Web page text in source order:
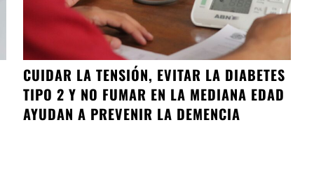
CUIDAR LA TENSIÓN, EVITAR LA DIABETES
TIPO 2 Y NO FUMAR EN LA MEDIANA EDAD
AYUDAN A PREVENIR LA DEMENCIA